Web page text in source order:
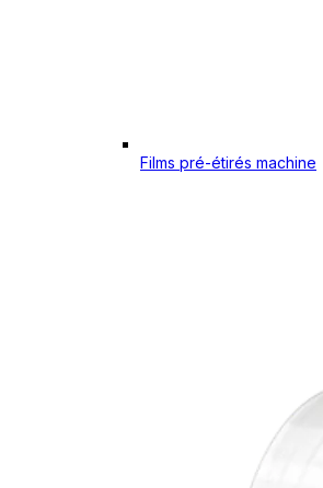
Films pré-étirés machine